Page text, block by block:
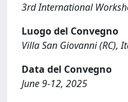
3rd International
Luogo del Convegno
Villa San Giovanni (RC),
Data del Convegno
June 9-12, 2025